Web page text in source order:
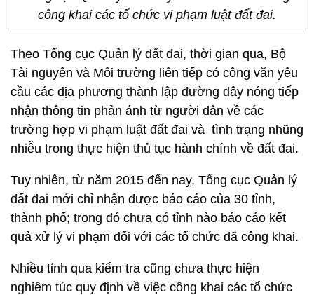
công khai các tổ chức vi phạm luật đất đai.
Theo Tổng cục Quản lý đất đai, thời gian qua, Bộ
Tài nguyên và Môi trường liên tiếp có công văn yêu
cầu các địa phương thành lập đường dây nóng tiếp
nhận thông tin phản ánh từ người dân về các
trường hợp vi phạm luật đất đai và tình trạng nhũng
nhiễu trong thực hiện thủ tục hành chính về đất đai.
Tuy nhiên, từ năm 2015 đến nay, Tổng cục Quản lý
đất đai mới chỉ nhận được báo cáo của 30 tỉnh,
thành phố; trong đó chưa có tỉnh nào báo cáo kết
quả xử lý vi phạm đối với các tổ chức đã công khai.
Nhiều tỉnh qua kiểm tra cũng chưa thực hiện
nghiêm túc quy định về việc công khai các tổ chức